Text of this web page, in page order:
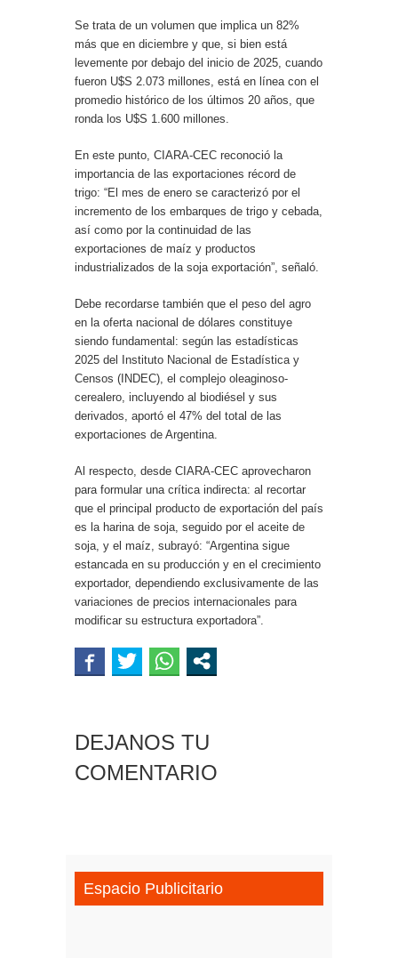
Se trata de un volumen que implica un 82%
más que en diciembre y que, si bien está
levemente por debajo del inicio de 2025, cuando
fueron U$S 2.073 millones, está en línea con el
promedio histórico de los últimos 20 años, que
ronda los U$S 1.600 millones.
En este punto, CIARA-CEC reconoció la
importancia de las exportaciones récord de
trigo: “El mes de enero se caracterizó por el
incremento de los embarques de trigo y cebada,
así como por la continuidad de las
exportaciones de maíz y productos
industrializados de la soja exportación”, señaló.
Debe recordarse también que el peso del agro
en la oferta nacional de dólares constituye
siendo fundamental: según las estadísticas
2025 del Instituto Nacional de Estadística y
Censos (INDEC), el complejo oleaginoso-
cerealero, incluyendo al biodiésel y sus
derivados, aportó el 47% del total de las
exportaciones de Argentina.
Al respecto, desde CIARA-CEC aprovecharon
para formular una crítica indirecta: al recortar
que el principal producto de exportación del país
es la harina de soja, seguido por el aceite de
soja, y el maíz, subrayó: “Argentina sigue
estancada en su producción y en el crecimiento
exportador, dependiendo exclusivamente de las
variaciones de precios internacionales para
modificar su estructura exportadora”.
DEJANOS TU
COMENTARIO
Espacio Publicitario